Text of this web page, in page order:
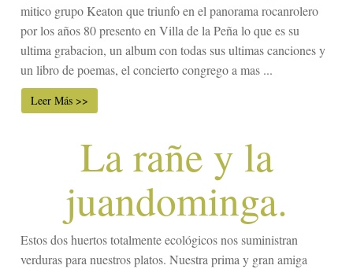
mitico grupo Keaton que triunfo en el panorama rocanrolero
por los años 80 presento en Villa de la Peña lo que es su
ultima grabacion, un album con todas sus ultimas canciones y
un libro de poemas, el concierto congrego a mas ...
Leer Más >>
La rañe y la
juandominga.
Estos dos huertos totalmente ecológicos nos suministran
verduras para nuestros platos. Nuestra prima y gran amiga